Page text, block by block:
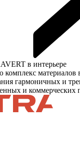
в интерьере
комплекс материалов
гармоничных и
и коммерческих